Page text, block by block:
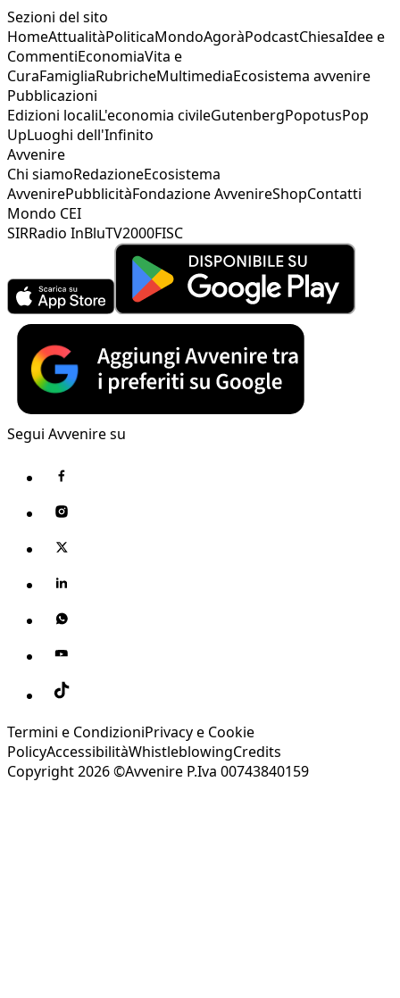
Sezioni del sito
HomeAttualitàPoliticaMondoAgoràPodcastChiesaIdee e
CommentiEconomiaVita e
CuraFamigliaRubricheMultimediaEcosistema avvenire
Pubblicazioni
Edizioni localiL'economia civileGutenbergPopotusPop
UpLuoghi dell'Infinito
Avvenire
Chi siamoRedazioneEcosistema
AvvenirePubblicitàFondazione AvvenireShopContatti
Mondo CEI
SIRRadio InBluTV2000FISC
Segui Avvenire su
Termini e CondizioniPrivacy e Cookie
PolicyAccessibilitàWhistleblowingCredits
Copyright 2026 ©Avvenire P.Iva 00743840159